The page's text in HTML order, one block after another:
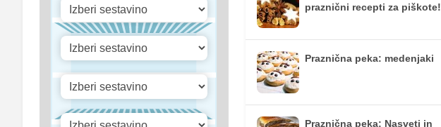
praznični recepti za piškote!
Praznična peka: medenjaki
Praznična peka: Nasveti in